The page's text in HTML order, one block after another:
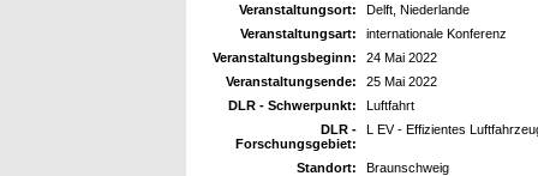
Veranstaltungsort:
Delft, Niederlande
Veranstaltungsart:
internationale Konferenz
Veranstaltungsbeginn:
24 Mai 2022
Veranstaltungsende:
25 Mai 2022
DLR - Schwerpunkt:
Luftfahrt
DLR -
Forschungsgebiet:
L EV - Effizientes
Standort:
Braunschweig